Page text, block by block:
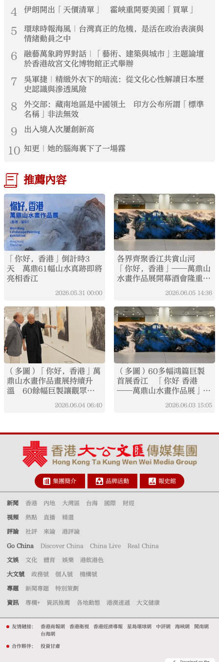
4 伊朗開出「天價清單」 霍峽重開要美國「買單」
5
環球時報海風｜台灣真正的危機，是活在政治表演與
情緒動員之中
6
融藝萬象跨界對話｜「藝術、建築與城市」主題論壇
於香港故宮文化博物館正式舉辦
7
吳軍捷｜精緻外衣下的暗流：從文化心性解讀日本歷
史認識與滲透風險
8
外交部：藏南地區是中國領土 印方公布所謂「標準
名稱」非法無效
9 出入境人次屢創新高
10 知更｜她的腦海裏下了一場霧
推薦內容
「你好，香港」倒計時3
天 萬鼎61幅山水真跡即將
亮相香江
2026.05.31 00:00
各界齊聚香江共賞山河
「你好，香港」——萬鼎山
水畫作品展開幕酒會隆重舉
2026.06.05 14:36
（多圖）「你好，香港」萬
鼎山水畫作品畫展持續升
溫 60餘幅巨製讓觀眾置
身祖國山河氣韻之中
2026.06.04 06:40
（多圖）60多幅鴻篇巨製
首展香江 「你好 香港
——萬鼎山水畫作品展」今
2026.06.03 15:05
集團簡介 品牌活動 報史館
新聞 香港 內地 大灣區 台海 國際 財經
視頻 熱點 直播 精選
評論 社評 來論 港評論
Go China Discover China China Live Real China
文娛 文化 體育 娛樂 港飲港色
大文號 政務號 個人號 機構號
專題 新聞專題 特別策劃
資訊 專欄+ 資訊推薦 各地動態 港澳速遞 大文健康
友情鏈接： 香港商報網 香港衛視 香港經濟導報 星島環球網 中評網 海峽網
閩南網
台海網
合作夥伴： 投資甘肅